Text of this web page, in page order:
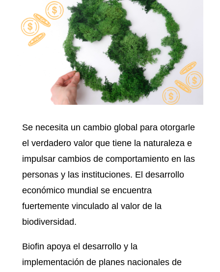
Se necesita un cambio global para otorgarle
el verdadero valor que tiene la naturaleza e
impulsar cambios de comportamiento en las
personas y las instituciones. El desarrollo
económico mundial se encuentra
fuertemente vinculado al valor de la
biodiversidad.
Biofin apoya el desarrollo y la
implementación de planes nacionales de